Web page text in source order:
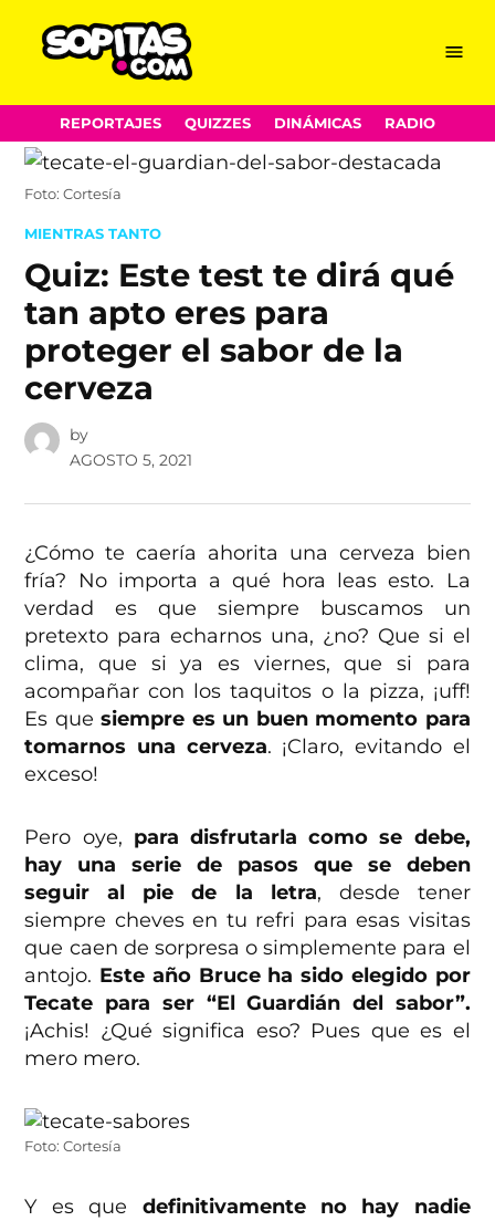
Skip
to
content
Menu
REPORTAJES QUIZZES DINÁMICAS RADIO
Foto: Cortesía
POSTED
MIENTRAS TANTO
Quiz: Este test te dirá qué
tan apto eres para
proteger el sabor de la
cerveza
by
AGOSTO 5, 2021
¿Cómo te caería ahorita una cerveza bien
fría? No importa a qué hora leas esto. La
verdad es que siempre buscamos un
pretexto para echarnos una, ¿no? Que si el
clima, que si ya es viernes, que si para
acompañar con los taquitos o la pizza, ¡uff!
Es quesiempre es un buen momento para
tomarnos una cerveza. ¡Claro, evitando el
exceso!
Pero oye, para disfrutarla como se debe,
hay una serie de pasos que se deben
seguir al pie de la letra, desde tener
siempre cheves en tu refri para esas visitas
que caen de sorpresa o simplemente para el
antojo. Este año Bruce ha sido elegido por
Tecate para ser “El Guardián del sabor”.
¡Achis! ¿Qué significa eso? Pues que es el
mero mero.
Foto: Cortesía
Y es que definitivamente no hay nadie